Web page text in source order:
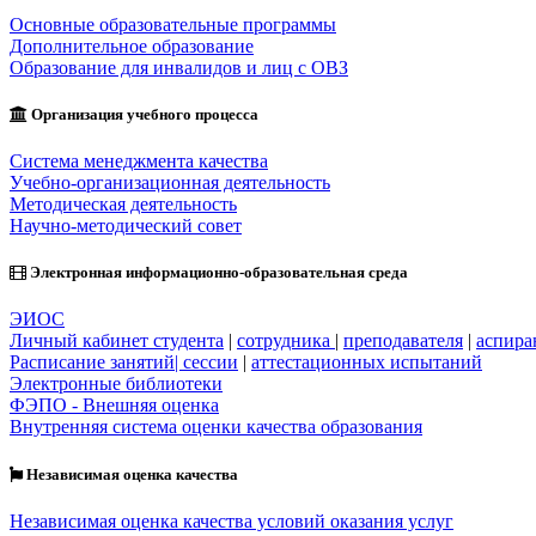
Основные образовательные программы
Дополнительное образование
Образование для инвалидов и лиц с ОВЗ
Организация учебного процесса
Система менеджмента качества
Учебно-организационная деятельность
Методическая деятельность
Научно-методический совет
Электронная информационно-образовательная среда
ЭИОС
Личный кабинет студента | сотрудника | преподавателя |
Расписание занятий| сессии | аттестационных испытаний
Электронные библиотеки
ФЭПО - Внешняя оценка
Внутренняя система оценки качества образования
Независимая оценка качества
Независимая оценка качества условий оказания услуг